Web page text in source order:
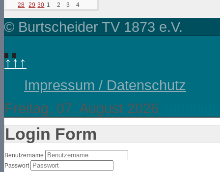
28 29 30 1 2 3 4
© Burtscheider TV 1873 e.V.
↑↑↑
Impressum / Datenschutz
Freitag, 07. August 2026
Login Form
Benutzername
Passwort